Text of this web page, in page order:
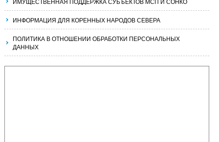
ИНФОРМАЦИЯ ДЛЯ КОРЕННЫХ НАРОДОВ СЕВЕРА
ПОЛИТИКА В ОТНОШЕНИИ ОБРАБОТКИ ПЕРСОНАЛЬНЫХ
ДАННЫХ